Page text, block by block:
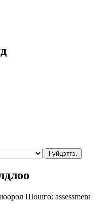
Гүйцэтгэ.
Шошго: assessment